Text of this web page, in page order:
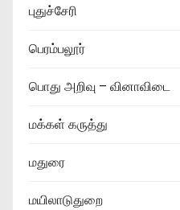
புதுச்சேரி
பெரம்பலூர்
பொது அறிவு – வினாவிடை
மக்கள் கருத்து
மதுரை
மயிலாடுதுறை